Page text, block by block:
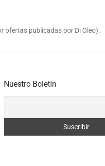
ofertas publicadas por Di Oleo).
Nuestro Boletín